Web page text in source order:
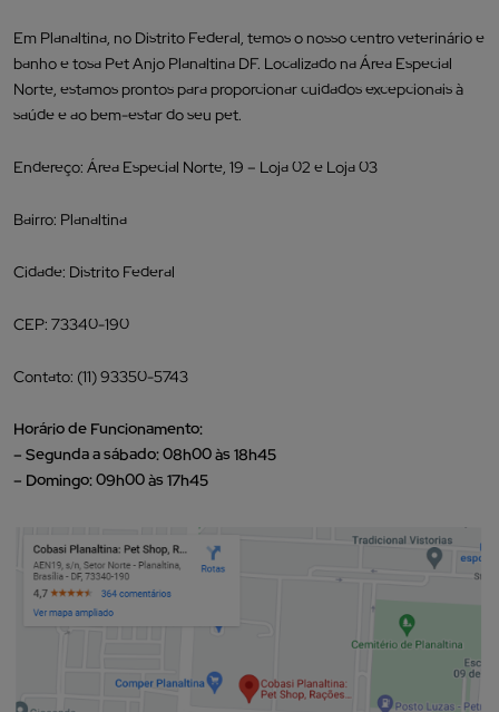
Em Planaltina, no Distrito Federal, temos o nosso centro veterinário e
banho e tosa Pet Anjo Planaltina DF. Localizado na Área Especial
Norte, estamos prontos para proporcionar cuidados excepcionais à
saúde e ao bem-estar do seu pet.
Endereço: Área Especial Norte, 19 – Loja 02 e Loja 03
Bairro: Planaltina
Cidade: Distrito Federal
CEP: 73340-190
Contato: (11) 93350-5743
Horário de Funcionamento:
– Segunda a sábado: 08h00 às 18h45
– Domingo: 09h00 às 17h45